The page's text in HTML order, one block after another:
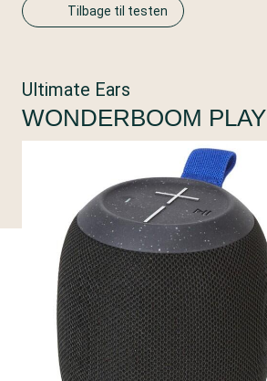
Tilbage til testen
Ultimate Ears
WONDERBOOM PLAY